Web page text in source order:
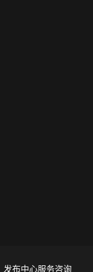
发布中心服务咨询